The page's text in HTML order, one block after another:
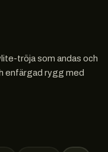
tröja som andas och
enfärgad rygg med